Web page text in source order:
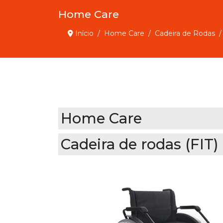
Home Care
Início Home Care Cadeira de Rodas
Home Care
Cadeira de rodas (FIT)